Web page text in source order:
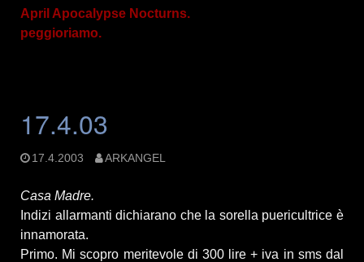
April Apocalypse Nocturns.
peggioriamo.
17.4.03
17.4.2003 ARKANGEL
Casa Madre.
Indizi allarmanti dichiarano che la sorella puericultrice è
innamorata.
Primo. Mi scopro meritevole di 300 lire + iva in sms dal